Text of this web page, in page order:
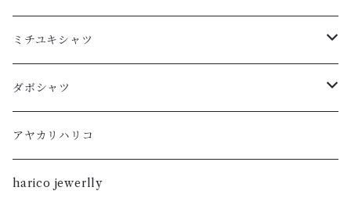
XL
L
半袖
XL
L
L
M
S
ミチユキシャツ
L
M
S
ダボシャツ
柿渋
XL
暮染
アヤカリハリコ
harico jewerlly